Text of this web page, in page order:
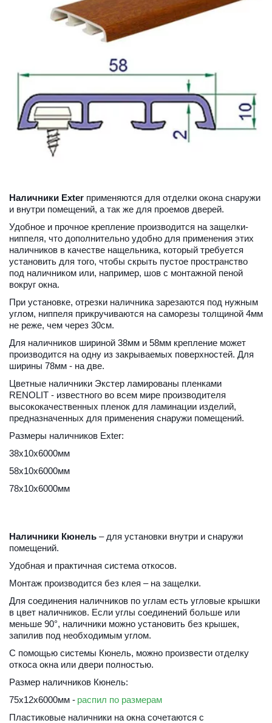
Наличники Exter применяются для отделки окона снаружи
и внутри помещений, а так же для проемов дверей.
Удобное и прочное крепление производится на защелки-
ниппеля, что дополнительно удобно для применения этих
наличников в качестве нащельника, который требуется
установить для того, чтобы скрыть пустое пространство
под наличником или, например, шов с монтажной пеной
вокруг окна.
При установке, отрезки наличника зарезаются под нужным
углом, ниппеля прикручиваются на саморезы толщиной 4мм
не реже, чем через 30см.
Для наличников шириной 38мм и 58мм крепление может
производится на одну из закрываемых поверхностей. Для
ширины 78мм - на две.
Цветные наличники Экстер ламированы пленками
RENOLIT - известного во всем мире производителя
высококачественных пленок для ламинации изделий,
предназначенных для применения снаружи помещений.
Размеры наличников Exter:
38х10х6000мм
58х10х6000мм
78х10х6000мм
Наличники Кюнель – для установки внутри и снаружи
помещений.
Удобная и практичная система откосов.
Монтаж производится без клея – на защелки.
Для соединения наличников по углам есть угловые крышки
в цвет наличников. Если углы соединений больше или
меньше 90°, наличники можно установить без крышек,
запилив под необходимым углом.
С помощью системы Кюнель, можно произвести отделку
откоса окна или двери полностью.
Размер наличников Кюнель:
75х12х6000мм - распил по размерам
Пластиковые наличники на окна сочетаются с